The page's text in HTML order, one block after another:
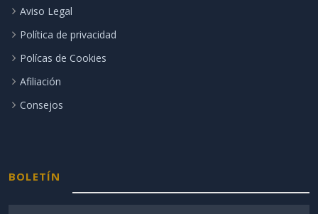
Aviso Legal
Política de privacidad
Polícas de Cookies
Afiliación
Consejos
BOLETÍN